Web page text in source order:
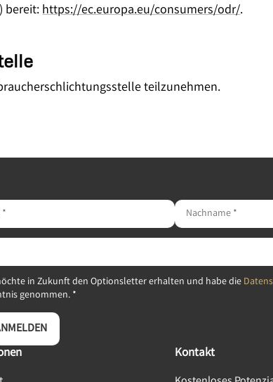
bereit:https://ec.europa.eu/consumers/odr/.
teilzunehmen.
in Zukunft den Optionsletter erhalten und habe die
genommen. *
Kontakt